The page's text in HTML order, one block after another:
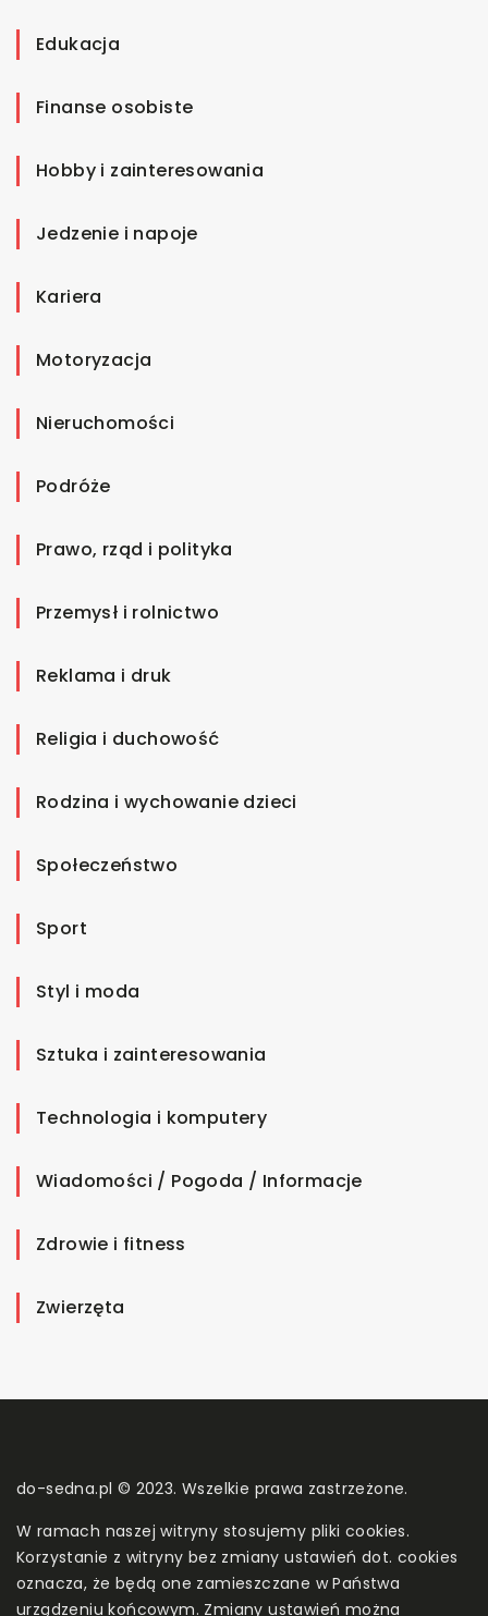
Edukacja
Finanse osobiste
Hobby i zainteresowania
Jedzenie i napoje
Kariera
Motoryzacja
Nieruchomości
Podróże
Prawo, rząd i polityka
Przemysł i rolnictwo
Reklama i druk
Religia i duchowość
Rodzina i wychowanie dzieci
Społeczeństwo
Sport
Styl i moda
Sztuka i zainteresowania
Technologia i komputery
Wiadomości / Pogoda / Informacje
Zdrowie i fitness
Zwierzęta
do-sedna.pl © 2023. Wszelkie prawa zastrzeżone.
W ramach naszej witryny stosujemy pliki cookies.
Korzystanie z witryny bez zmiany ustawień dot. cookies
oznacza, że będą one zamieszczane w Państwa
urządzeniu końcowym. Zmiany ustawień można